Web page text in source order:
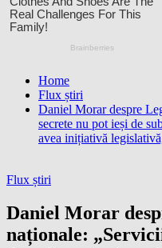
Home
Flux știri
Daniel Morar despre
secrete nu pot ieși de
avea inițiativă
Flux știri
Daniel Morar
naționale: